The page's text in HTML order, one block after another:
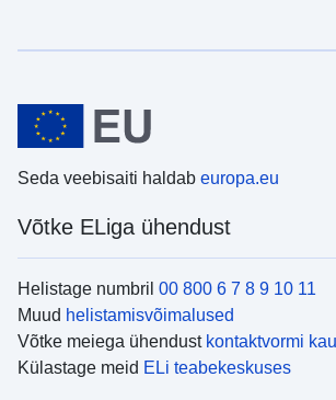
Seda veebisaiti haldab europa.eu
Võtke ELiga ühendust
Helistage numbril 00 800 6 7 8 9 10 11
Muud helistamisvõimalused
Võtke meiega ühendust kontaktvormi
Külastage meid ELi teabekeskuses